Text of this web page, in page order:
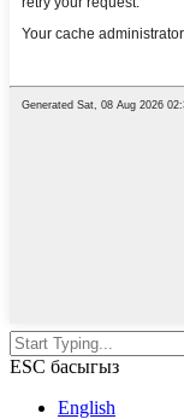
ESC басыгыз
English